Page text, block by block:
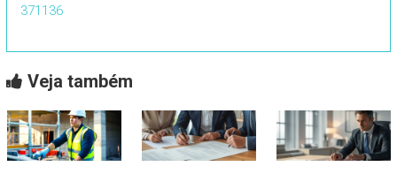
371136
Veja também